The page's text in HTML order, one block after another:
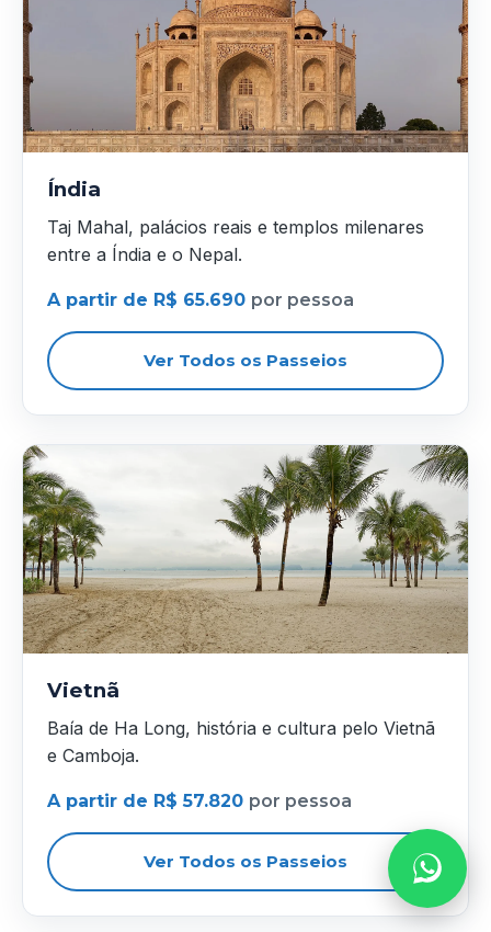
Índia
Taj Mahal, palácios reais e templos milenares
entre a Índia e o Nepal.
A partir de R$ 65.690 por pessoa
Ver Todos os Passeios
Vietnã
Baía de Ha Long, história e cultura pelo Vietnã
e Camboja.
A partir de R$ 57.820 por pessoa
Ver Todos os Passeios